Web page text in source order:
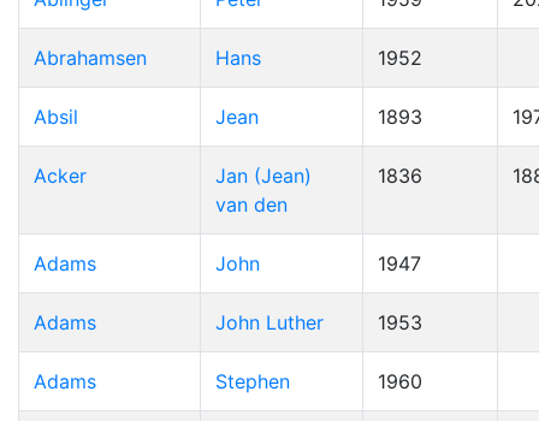
Abrahamsen Hans 1952
Absil Jean 1893
Acker
Jan (Jean)
van den
1836
Adams John 1947
Adams John Luther 1953
Adams Stephen 1960